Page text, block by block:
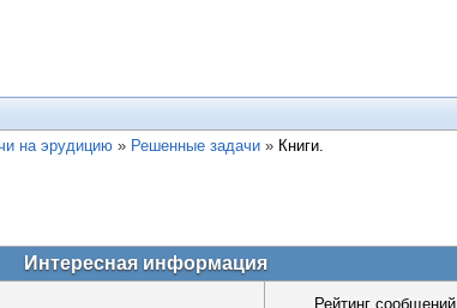
на эрудицию » Решенные задачи » Книги.
Интересная информация
Рейтинг сообщений